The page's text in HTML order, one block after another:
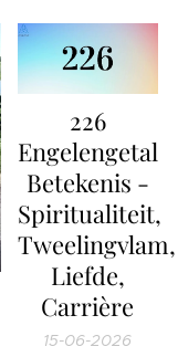
226
Engelengetal
Betekenis -
Spiritualiteit,
Tweelingvlam,
Liefde,
Carrière
15-06-2026